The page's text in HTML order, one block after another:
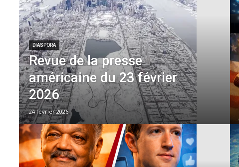
DIASPORA
Revue de la presse
américaine du 23 février
2026
24 février 2026